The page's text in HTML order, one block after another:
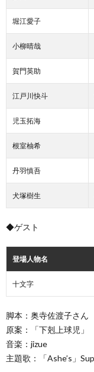
堀江愛子
小柳晴哉
賀門英助
江戸川快斗
児玉拓海
根室柚希
丹羽慎吾
犬塚樹生
◆ゲスト
登場人物名
十文字
脚本：奥寺佐渡子さん
原案：「下剋上球児」
音楽：jizue
主題歌：「Ashe’s」